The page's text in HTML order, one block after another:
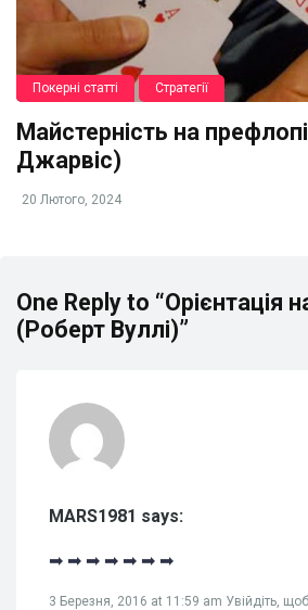
Покерні статті Стратегії
Майстерність на
Джарвіс)
20 Лютого, 2024
One Reply to “Орієнтація
(Роберт Вуллі)”
MARS1981 says:
➡ ➡ ➡ ➡ ➡ ➡ ➡
3 Березня, 2016 at 11:59 am Увійдіть,